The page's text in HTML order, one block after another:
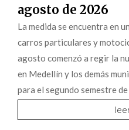
agosto de 2026
La medida se encuentra en
carros particulares y
agosto comenzó a regir la
en Medellín y los demás
para el segundo semestre de